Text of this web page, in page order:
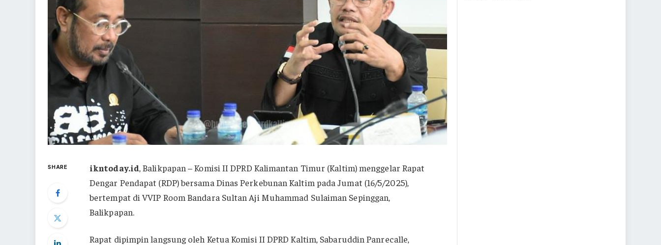
SHARE ikntoday.id, Balikpapan – Komisi II DPRD Kalimantan Timur (Kaltim) menggelar Rapat
Dengar Pendapat (RDP) bersama Dinas Perkebunan Kaltim pada Jumat (16/5/2025),
bertempat di VVIP Room Bandara Sultan Aji Muhammad Sulaiman Sepinggan,
Balikpapan.
Rapat dipimpin langsung oleh Ketua Komisi II DPRD Kaltim, Sabaruddin Panrecalle,